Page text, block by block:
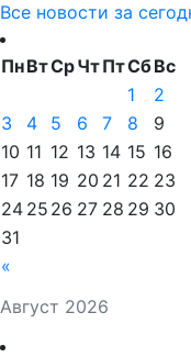
Все новости за
Август 2026
ПнВтСрЧтПтСбВс
«
1
2
3
4 5 6 7 8
9
10 11 12 13 14 15 16
17 18 19 20 21 22 23
24 25 26 27 28 29 30
31